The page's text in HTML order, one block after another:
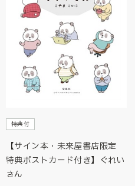
特典付
【サイン本・未来屋書店限定
特典ポストカード付き】ぐれい
さん